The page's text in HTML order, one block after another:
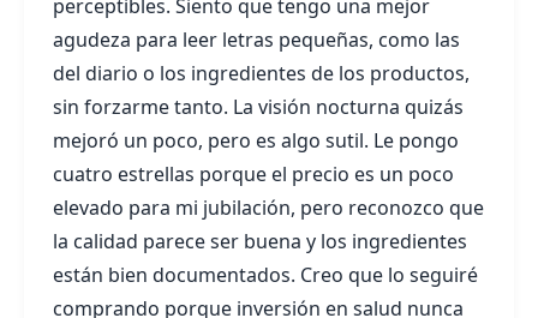
perceptibles. Siento que tengo una mejor
agudeza para leer letras pequeñas, como las
del diario o los ingredientes de los productos,
sin forzarme tanto. La visión nocturna quizás
mejoró un poco, pero es algo sutil. Le pongo
cuatro estrellas porque el precio es un poco
elevado para mi jubilación, pero reconozco que
la calidad parece ser buena y los ingredientes
están bien documentados. Creo que lo seguiré
comprando porque inversión en salud nunca